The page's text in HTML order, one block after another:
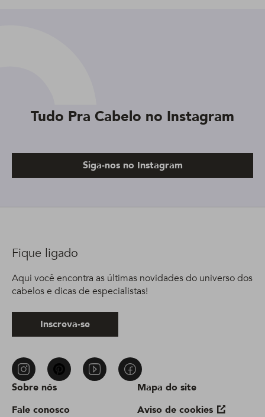
Tudo Pra Cabelo no Instagram
Siga-nos no Instagram
Sobre nós
Fale conosco
Mapa do site
Aviso de cookies
Fique ligado
Aqui você encontra as últimas novidades do universo dos
cabelos e dicas de especialistas!
Inscreva-se